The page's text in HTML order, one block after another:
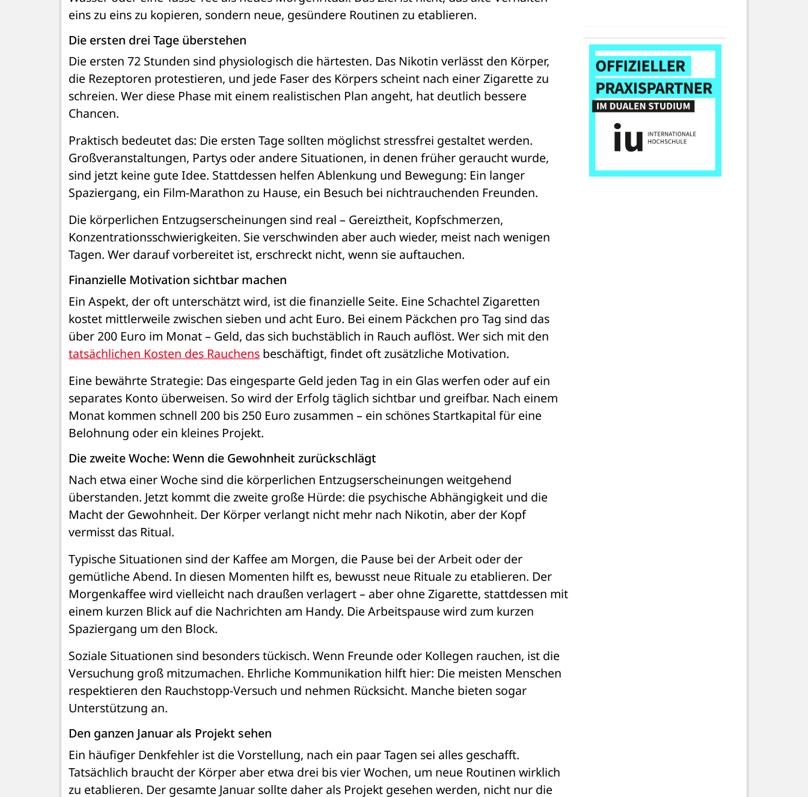
eins zu eins zu kopieren, sondern neue, gesündere Routinen zu etablieren.
Die ersten drei Tage überstehen
Die ersten 72 Stunden sind physiologisch die härtesten. Das Nikotin verlässt den Körper,
die Rezeptoren protestieren, und jede Faser des Körpers scheint nach einer Zigarette zu
schreien. Wer diese Phase mit einem realistischen Plan angeht, hat deutlich bessere
Chancen.
Praktisch bedeutet das: Die ersten Tage sollten möglichst stressfrei gestaltet werden.
Großveranstaltungen, Partys oder andere Situationen, in denen früher geraucht wurde,
sind jetzt keine gute Idee. Stattdessen helfen Ablenkung und Bewegung: Ein langer
Spaziergang, ein Film-Marathon zu Hause, ein Besuch bei nichtrauchenden Freunden.
Die körperlichen Entzugserscheinungen sind real – Gereiztheit, Kopfschmerzen,
Konzentrationsschwierigkeiten. Sie verschwinden aber auch wieder, meist nach wenigen
Tagen. Wer darauf vorbereitet ist, erschreckt nicht, wenn sie auftauchen.
Finanzielle Motivation sichtbar machen
Ein Aspekt, der oft unterschätzt wird, ist die finanzielle Seite. Eine Schachtel Zigaretten
kostet mittlerweile zwischen sieben und acht Euro. Bei einem Päckchen pro Tag sind das
tatsächlichen Kosten des Rauchens beschäftigt, findet oft zusätzliche Motivation.
Eine bewährte Strategie: Das eingesparte Geld jeden Tag in ein Glas werfen oder auf ein
separates Konto überweisen. So wird der Erfolg täglich sichtbar und greifbar. Nach einem
Monat kommen schnell 200 bis 250 Euro zusammen – ein schönes Startkapital für eine
Belohnung oder ein kleines Projekt.
Die zweite Woche: Wenn die Gewohnheit zurückschlägt
Nach etwa einer Woche sind die körperlichen Entzugserscheinungen weitgehend
überstanden. Jetzt kommt die zweite große Hürde: die psychische Abhängigkeit und die
Macht der Gewohnheit. Der Körper verlangt nicht mehr nach Nikotin, aber der Kopf
vermisst das Ritual.
Typische Situationen sind der Kaffee am Morgen, die Pause bei der Arbeit oder der
gemütliche Abend. In diesen Momenten hilft es, bewusst neue Rituale zu etablieren. Der
Morgenkaffee wird vielleicht nach draußen verlagert – aber ohne Zigarette, stattdessen mit
einem kurzen Blick auf die Nachrichten am Handy. Die Arbeitspause wird zum kurzen
Spaziergang um den Block.
Soziale Situationen sind besonders tückisch. Wenn Freunde oder Kollegen rauchen, ist die
Versuchung groß mitzumachen. Ehrliche Kommunikation hilft hier: Die meisten Menschen
respektieren den Rauchstopp-Versuch und nehmen Rücksicht. Manche bieten sogar
Unterstützung an.
Den ganzen Januar als Projekt sehen
Ein häufiger Denkfehler ist die Vorstellung, nach ein paar Tagen sei alles geschafft.
Tatsächlich braucht der Körper aber etwa drei bis vier Wochen, um neue Routinen wirklich
zu etablieren. Der gesamte Januar sollte daher als Projekt gesehen werden, nicht nur die